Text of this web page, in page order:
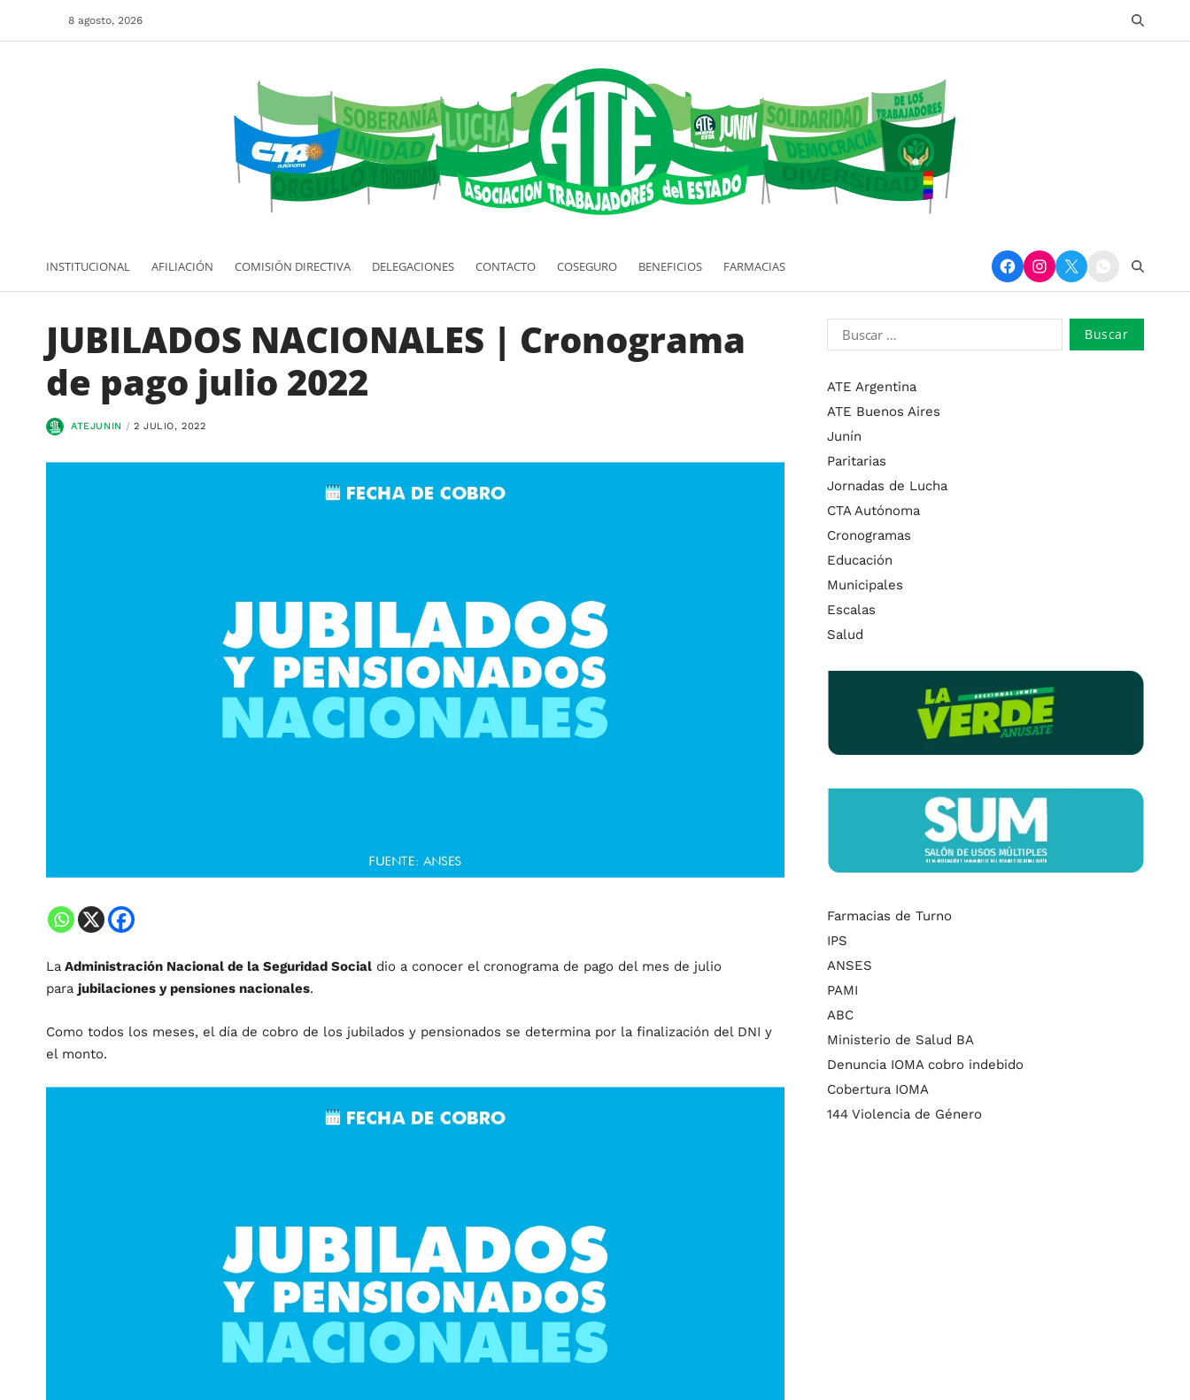
8 agosto, 2026
INSTITUCIONAL AFILIACIÓN COMISIÓN DIRECTIVA DELEGACIONES CONTACTO COSEGURO BENEFICIOS FARMACIAS
JUBILADOS NACIONALES | Cronograma
de pago julio 2022
ATEJUNIN 2 JULIO, 2022
La Administración Nacional de la Seguridad Social dio a conocer el cronograma de pago del mes de julio
para jubilaciones y pensiones nacionales.
Como todos los meses, el día de cobro de los jubilados y pensionados se determina por la finalización del DNI y
el monto.
ATE Argentina
ATE Buenos Aires
Junín
Paritarias
Jornadas de Lucha
CTA Autónoma
Cronogramas
Educación
Municipales
Escalas
Salud
Farmacias de Turno
IPS
ANSES
PAMI
ABC
Ministerio de Salud BA
Denuncia IOMA cobro indebido
Cobertura IOMA
144 Violencia de Género